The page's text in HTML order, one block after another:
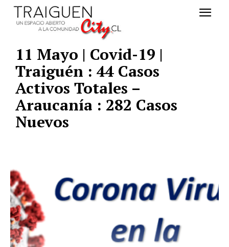
11 Mayo | Covid-19 |
Traiguén : 44 Casos
Activos Totales –
Araucanía : 282 Casos
Nuevos